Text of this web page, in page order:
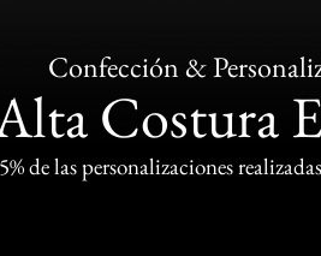
Confección &
Costura
de las personalizaciones